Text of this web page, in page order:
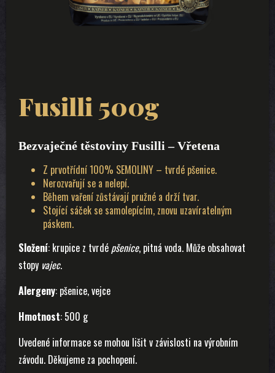
Fusilli 500g
Bezvaječné těstoviny Fusilli – Vřetena
Z prvotřídní 100% SEMOLINY – tvrdé pšenice.
Nerozvařují se a nelepí.
Během vaření zůstávají pružné a drží tvar.
Stojící sáček se samolepícím, znovu uzavíratelným
páskem.
Složení: krupice z tvrdé pšenice, pitná voda. Může obsahovat
stopy vajec.
Alergeny: pšenice, vejce
Hmotnost: 500 g
Uvedené informace se mohou lišit v závislosti na výrobním
závodu. Děkujeme za pochopení.